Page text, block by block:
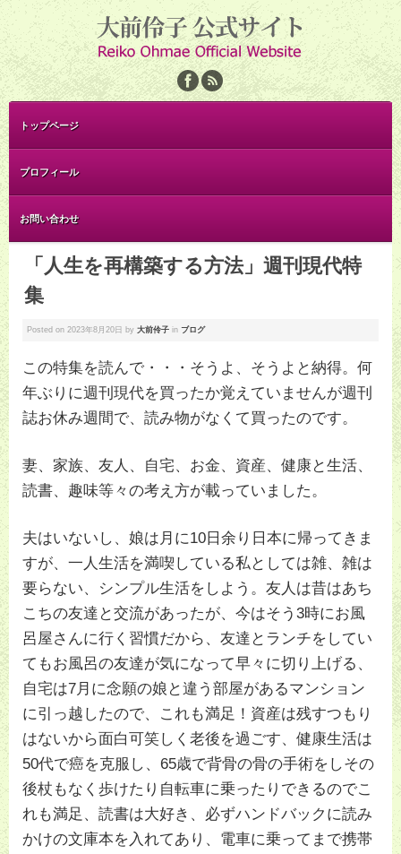
トップページ
プロフィール
お問い合わせ
「人生を再構築する方法」週刊現代特
集
Posted on 2023年8月20日 by 大前伶子 in ブログ
この特集を読んで・・・そうよ、そうよと納得。何
年ぶりに週刊現代を買ったか覚えていませんが週刊
誌お休み週間で、読み物がなくて買ったのです。
妻、家族、友人、自宅、お金、資産、健康と生活、
読書、趣味等々の考え方が載っていました。
夫はいないし、娘は月に10日余り日本に帰ってきま
すが、一人生活を満喫している私としては雑、雑は
要らない、シンプル生活をしよう。友人は昔はあち
こちの友達と交流があったが、今はそう3時にお風
呂屋さんに行く習慣だから、友達とランチをしてい
てもお風呂の友達が気になって早々に切り上げる、
自宅は7月に念願の娘と違う部屋があるマンション
に引っ越したので、これも満足！資産は残すつもり
はないから面白可笑しく老後を過ごす、健康生活は
50代で癌を克服し、65歳で背骨の骨の手術をしその
後杖もなく歩けたり自転車に乗ったりできるのでこ
れも満足、読書は大好き、必ずハンドバックに読み
かけの文庫本を入れてあり、電車に乗ってまで携帯